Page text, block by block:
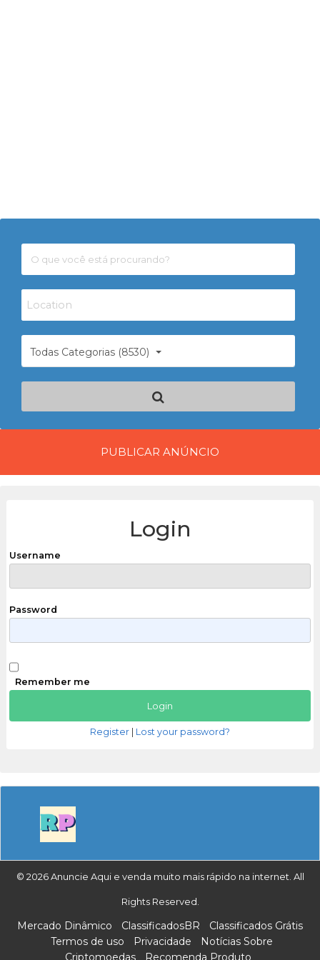
Todas Categorias (8530)
PUBLICAR ANÚNCIO
Login
Username
Password
Remember me
Register Lost your password?
© 2026 Anuncie Aqui e venda muito mais rápido na internet. All
Rights Reserved.
Mercado Dinâmico ClassificadosBR
Classificados Grátis
Termos de uso
Privacidade
Notícias Sobre
Criptomoedas
Recomenda Produto